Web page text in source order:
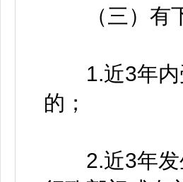
（三）有下
1.近3年内
的；
2.近3年发